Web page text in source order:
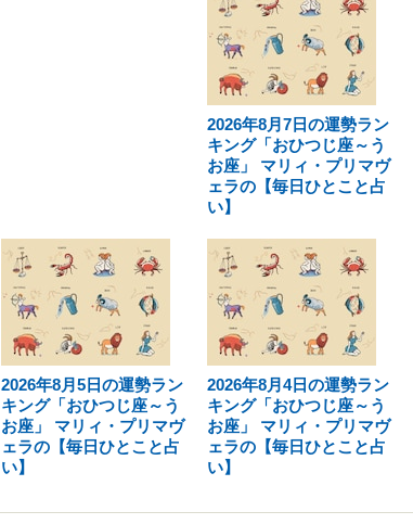
2026年8月7日の運勢ラン
キング「おひつじ座～う
お座」 マリィ・プリマヴ
ェラの【毎日ひとこと占
い】
2026年8月5日の運勢ラン
キング「おひつじ座～う
お座」 マリィ・プリマヴ
ェラの【毎日ひとこと占
い】
2026年8月4日の運勢ラン
キング「おひつじ座～う
お座」 マリィ・プリマヴ
ェラの【毎日ひとこと占
い】